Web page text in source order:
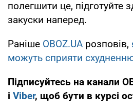
полегшити це, підготуйте
закуски наперед.
Раніше OBOZ.UA розповів,
можуть сприяти
Підписуйтесь на канали
і Viber, щоб бути в курсі